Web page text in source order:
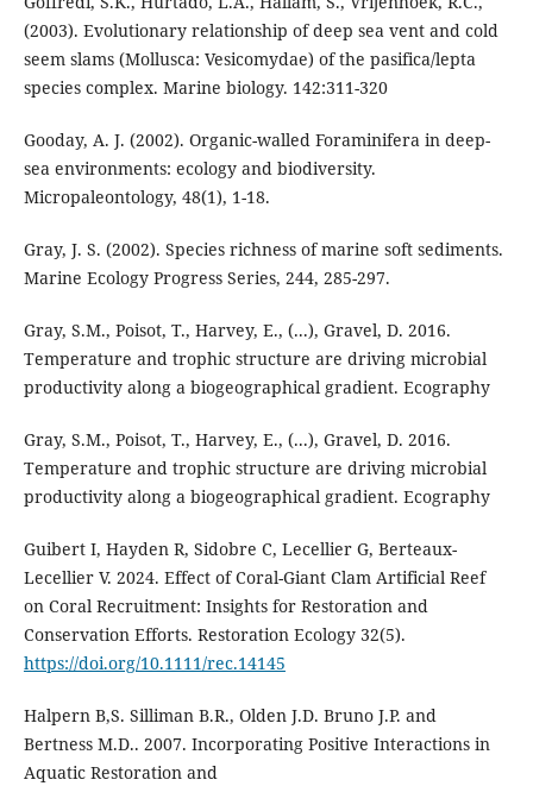
(2003). Evolutionary relationship of deep sea vent and cold
seem slams (Mollusca: Vesicomydae) of the pasifica/lepta
species complex. Marine biology. 142:311-320
Gooday, A. J. (2002). Organic-walled Foraminifera in deep-
sea environments: ecology and biodiversity.
Micropaleontology, 48(1), 1-18.
Gray, J. S. (2002). Species richness of marine soft sediments.
Marine Ecology Progress Series, 244, 285-297.
Gray, S.M., Poisot, T., Harvey, E., (...), Gravel, D. 2016.
Temperature and trophic structure are driving microbial
productivity along a biogeographical gradient. Ecography
Gray, S.M., Poisot, T., Harvey, E., (...), Gravel, D. 2016.
Temperature and trophic structure are driving microbial
productivity along a biogeographical gradient. Ecography
Guibert I, Hayden R, Sidobre C, Lecellier G, Berteaux-
Lecellier V. 2024. Effect of Coral-Giant Clam Artificial Reef
on Coral Recruitment: Insights for Restoration and
Conservation Efforts. Restoration Ecology 32(5).
https://doi.org/10.1111/rec.14145
Halpern B,S. Silliman B.R., Olden J.D. Bruno J.P. and
Bertness M.D.. 2007. Incorporating Positive Interactions in
Aquatic Restoration and